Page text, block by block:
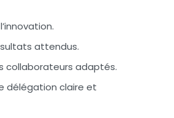
attendus.
collaborateurs adaptés.
délégation claire et